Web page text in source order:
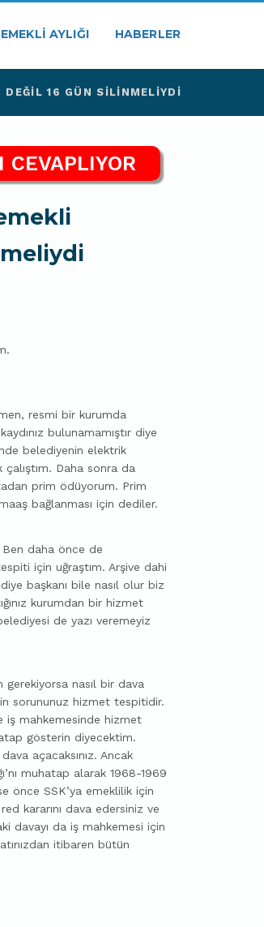
EMEKLI AYLIĞI HABERLER
16 GÜN SILINMELIYDI
resmi bir kurumda
bulunamamıştır diye
belediyenin elektrik
Daha sonra da
prim ödüyorum. Prim
bağlanması için dediler.
Ben daha önce de
için uğraştım. Arşive dahi
başkanı bile nasıl olur biz
kurumdan bir hizmet
de yazı veremeyiz
nasıl bir dava
sorununuz hizmet tespitidir.
iş mahkemesinde hizmet
gösterin diyecektim.
açacaksınız. Ancak
muhatap alarak 1968-1969
önce SSK’ya emeklilik için
kararını dava edersiniz ve
davayı da iş mahkemesi için
itibaren bütün